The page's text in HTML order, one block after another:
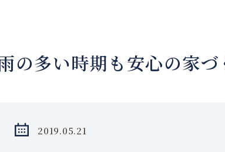
の多い時期も安心の家
2019.05.21